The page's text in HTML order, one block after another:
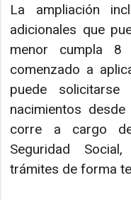
La ampliación
adicionales que
menor cumpla
comenzado a
puede
nacimientos
corre a cargo
Seguridad
trámites de forma